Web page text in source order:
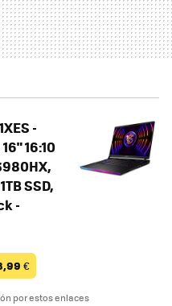
-
16:10
SSD,
-
€
por estos enlaces